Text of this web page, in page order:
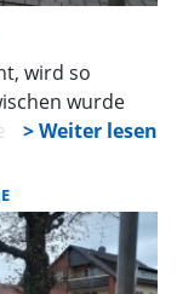
wird so
wurde
An der